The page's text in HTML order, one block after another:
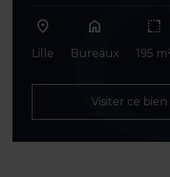
Lille
home
Bureaux 195
Visiter ce bien